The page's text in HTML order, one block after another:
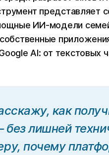
представляет
ИИ-модели
AI: от текстовых
как
без лишней
почему